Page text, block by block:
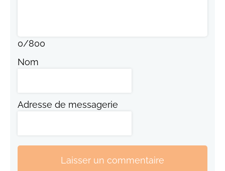
0/800
Nom
Adresse de messagerie
Laisser un commentaire